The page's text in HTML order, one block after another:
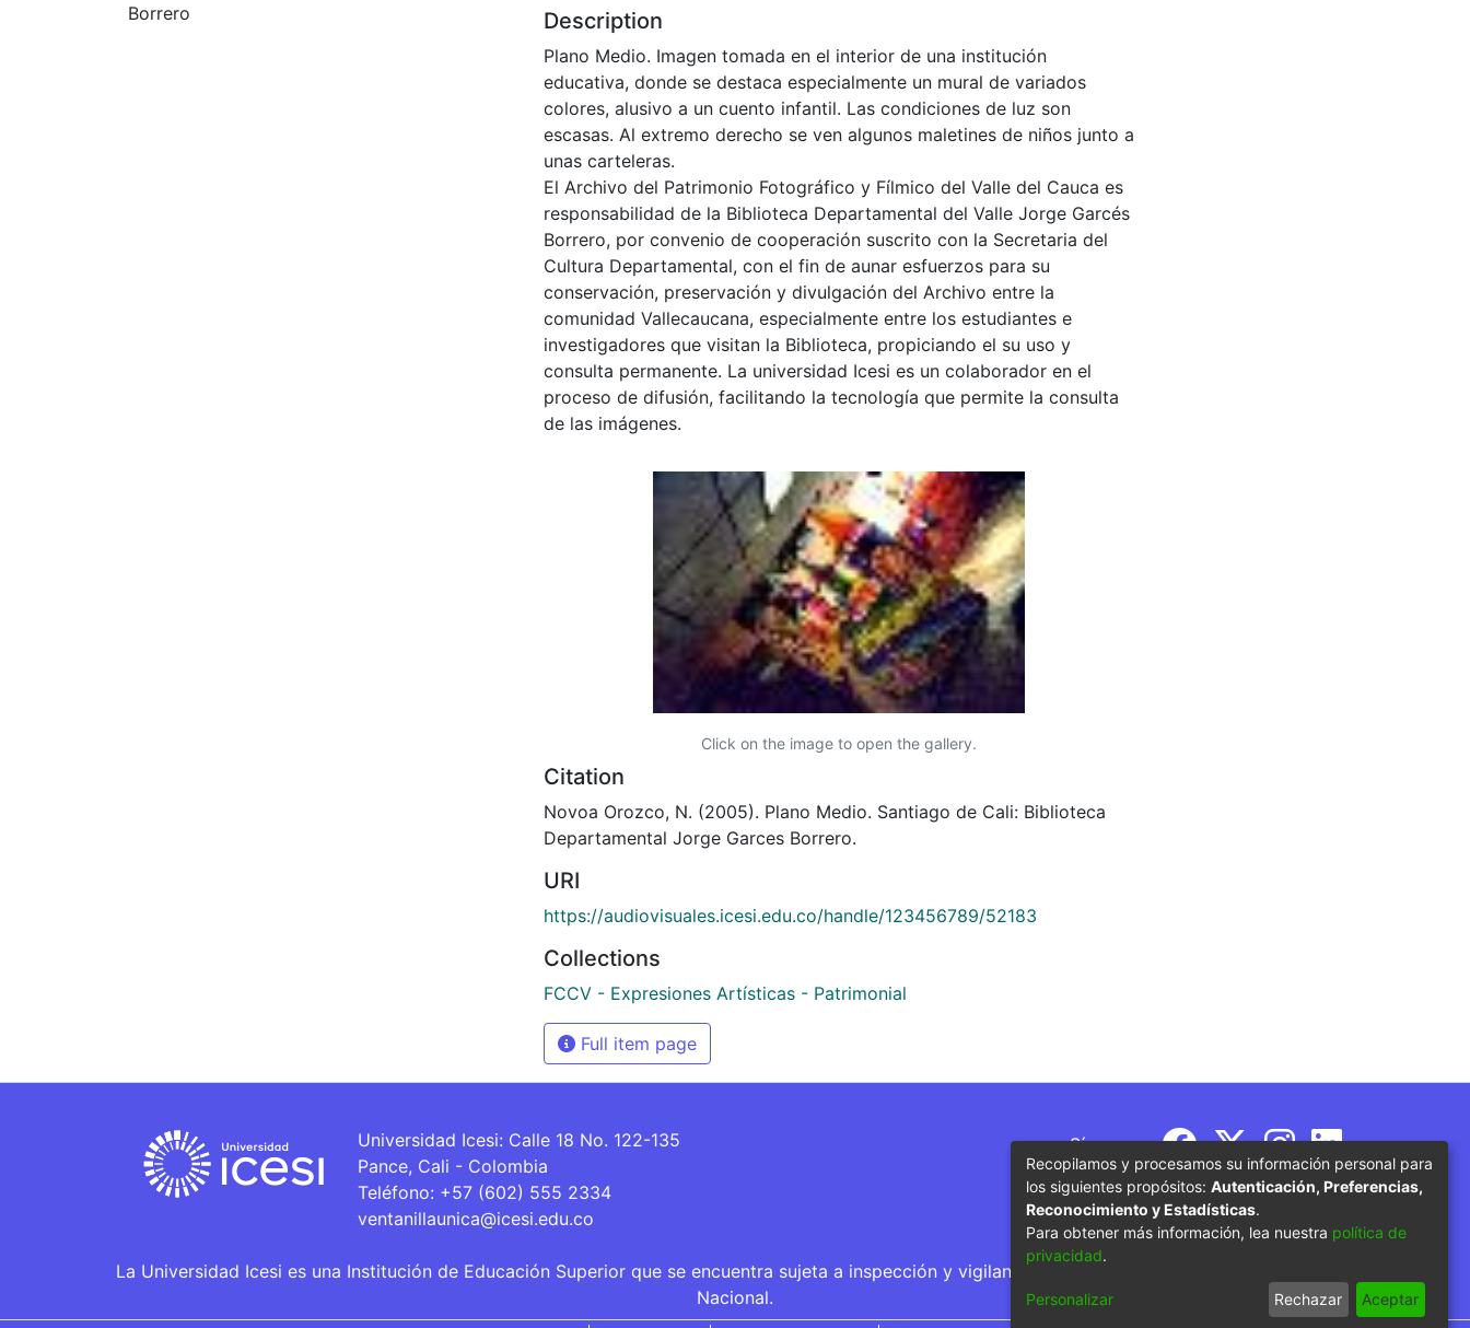
Borrero
Description
Plano Medio. Imagen tomada en el interior de una institución
educativa, donde se destaca especialmente un mural de variados
colores, alusivo a un cuento infantil. Las condiciones de luz son
escasas. Al extremo derecho se ven algunos maletines de niños junto a
unas carteleras.
El Archivo del Patrimonio Fotográfico y Fílmico del Valle del Cauca es
responsabilidad de la Biblioteca Departamental del Valle Jorge Garcés
Borrero, por convenio de cooperación suscrito con la Secretaria del
Cultura Departamental, con el fin de aunar esfuerzos para su
conservación, preservación y divulgación del Archivo entre la
comunidad Vallecaucana, especialmente entre los estudiantes e
investigadores que visitan la Biblioteca, propiciando el su uso y
consulta permanente. La universidad Icesi es un colaborador en el
proceso de difusión, facilitando la tecnología que permite la consulta
de las imágenes.
Click on the image to open the gallery.
Citation
Novoa Orozco, N. (2005). Plano Medio. Santiago de Cali: Biblioteca
Departamental Jorge Garces Borrero.
URI
https://audiovisuales.icesi.edu.co/handle/123456789/52183
Collections
FCCV - Expresiones Artísticas - Patrimonial
Full item page
Universidad Icesi: Calle 18 No. 122-135
Pance, Cali - Colombia
Teléfono: +57 (602) 555 2334
ventanillaunica@icesi.edu.co
Síguenos
La Universidad Icesi es una Institución de Educación Superior que se encuentra sujeta a inspección y vigilancia por parte del Ministerio de Educación
Nacional.
Recopilamos y procesamos su información personal para
los siguientes propósitos: Autenticación, Preferencias,
Reconocimiento y Estadísticas.
Para obtener más información, lea nuestra política de
privacidad.
Personalizar Rechazar Aceptar